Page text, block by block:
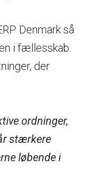
Denmark så
i fællesskab.
der
ordninger,
stærkere
løbende i